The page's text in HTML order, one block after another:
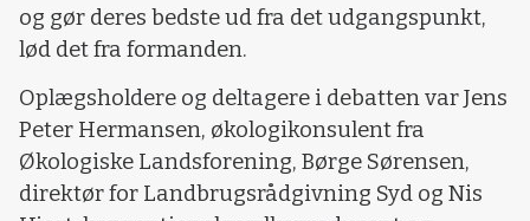
og gør deres bedste ud fra det udgangspunkt,
lød det fra formanden.
Oplægsholdere og deltagere i debatten var Jens
Peter Hermansen, økologikonsulent fra
Økologiske Landsforening, Børge Sørensen,
direktør for Landbrugsrådgivning Syd og Nis